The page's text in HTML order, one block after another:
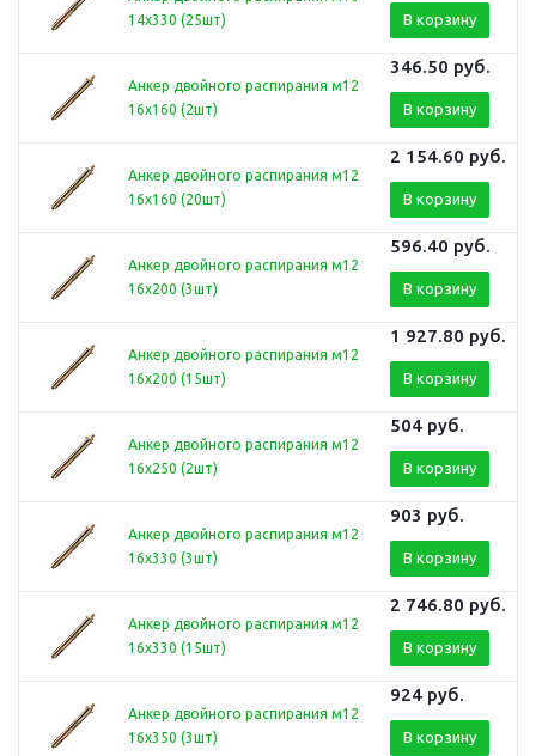
14х330 (25шт)
В корзину
Анкер двойного распирания м12
16х160 (2шт)
346.50 руб.
В корзину
Анкер двойного распирания м12
16х160 (20шт)
2 154.60 руб.
В корзину
Анкер двойного распирания м12
16х200 (3шт)
596.40 руб.
В корзину
Анкер двойного распирания м12
16х200 (15шт)
1 927.80 руб.
В корзину
Анкер двойного распирания м12
16х250 (2шт)
504 руб.
В корзину
Анкер двойного распирания м12
16х330 (3шт)
903 руб.
В корзину
Анкер двойного распирания м12
16х330 (15шт)
2 746.80 руб.
В корзину
Анкер двойного распирания м12
16х350 (3шт)
924 руб.
В корзину